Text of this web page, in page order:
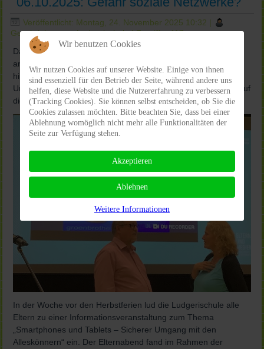
Veröffentlicht: Montag, 24. November 2025 10:32 |
Geschrieben von Ludgerischule| Zugriffe: 417
Darf mein Kind sich bei „Whatsapp, Snapchat, TicToc & Co“
anmelden? Welche Gefahren oder auch Chancen stecken
hinter diesen sozialen Netzwerken?
Und wie sollten die Einstellungen sein, damit ich mich sicher auf
diesen Seiten bewege?
In der Woche vor den Herbstferien lud die Ludgerischule alle
Eltern zu einer Informationsveranstaltung zum Thema
„Smartphones und Tablets – Sicherer Umgang mit den
Alleskönnern“ ein. Der Elternabend fand im Rahmen der
Wir benutzen Cookies
Wir nutzen Cookies auf unserer Website. Einige von ihnen
sind essenziell für den Betrieb der Seite, während andere uns
helfen, diese Website und die Nutzererfahrung zu verbessern
(Tracking Cookies). Sie können selbst entscheiden, ob Sie die
Cookies zulassen möchten. Bitte beachten Sie, dass bei einer
Ablehnung womöglich nicht mehr alle Funktionalitäten der
Seite zur Verfügung stehen.
Akzeptieren
Ablehnen
Weitere Informationen